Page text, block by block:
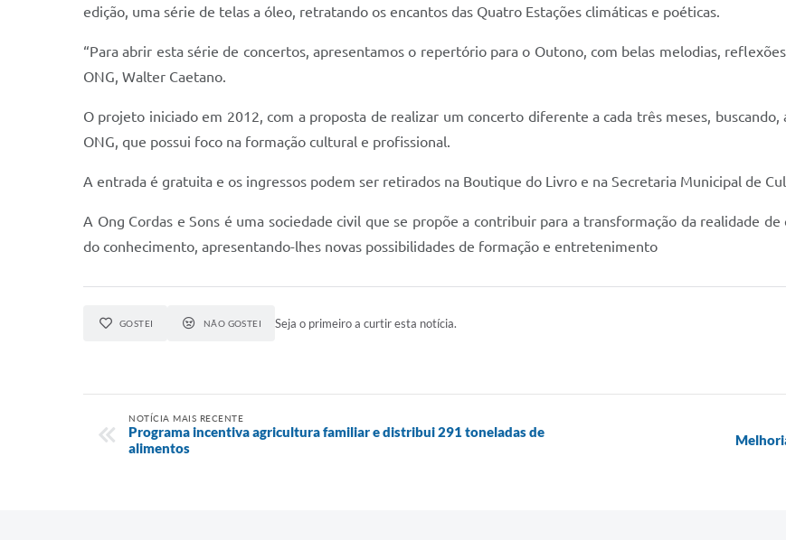
edição, uma série de telas a óleo, retratando os encantos das Quatro Estações climáticas e poéticas.
“Para abrir esta série de concertos, apresentamos o repertório para o Outono, com belas melodias,
ONG, Walter Caetano.
O projeto iniciado em 2012, com a proposta de realizar um concerto diferente a cada três meses,
ONG, que possui foco na formação cultural e profissional.
A entrada é gratuita e os ingressos podem ser retirados na Boutique do Livro e na Secretaria Municipal de
A Ong Cordas e Sons é uma sociedade civil que se propõe a contribuir para a transformação da realidade
do conhecimento, apresentando-lhes novas possibilidades de formação e entretenimento
GOSTEI NÃO GOSTEI Seja o primeiro a curtir esta notícia.
NOTÍCIA MAIS RECENTE
Programa incentiva agricultura familiar e distribui 291 toneladas de
alimentos